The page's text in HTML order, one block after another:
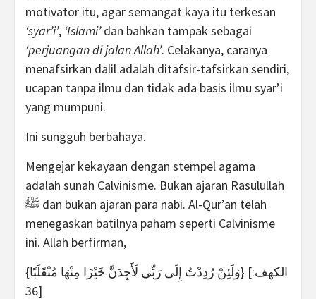
motivator itu, agar semangat kaya itu terkesan
‘syar’i’, ‘Islami’dan bahkan tampak sebagai
‘perjuangan di jalan Allah’. Celakanya, caranya
menafsirkan dalil adalah ditafsir-tafsirkan sendiri,
ucapan tanpa ilmu dan tidak ada basis ilmu syar’i
yang mumpuni.
Ini sungguh berbahaya.
Mengejar kekayaan dengan stempel agama
adalah sunah Calvinisme. Bukan ajaran Rasulullah
ﷺ dan bukan ajaran para nabi. Al-Qur’an telah
menegaskan batilnya paham seperti Calvinisme
ini. Allah berfirman,
{وَلَئِنْ رُدِدْتُ إِلَى رَبِّي لَأَجِدَنَّ خَيْرًا مِنْهَا مُنْقَلَبًا} [الكهف:
36]